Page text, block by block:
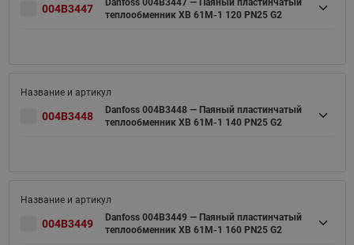
004B3447
Danfoss 004B3447 — Паяный пластинчатый
теплообменник XB 61M-1 120 PN25 G2
004B3448
Danfoss 004B3448 — Паяный пластинчатый
теплообменник XB 61M-1 140 PN25 G2
004B3449
Danfoss 004B3449 — Паяный пластинчатый
теплообменник XB 61M-1 160 PN25 G2